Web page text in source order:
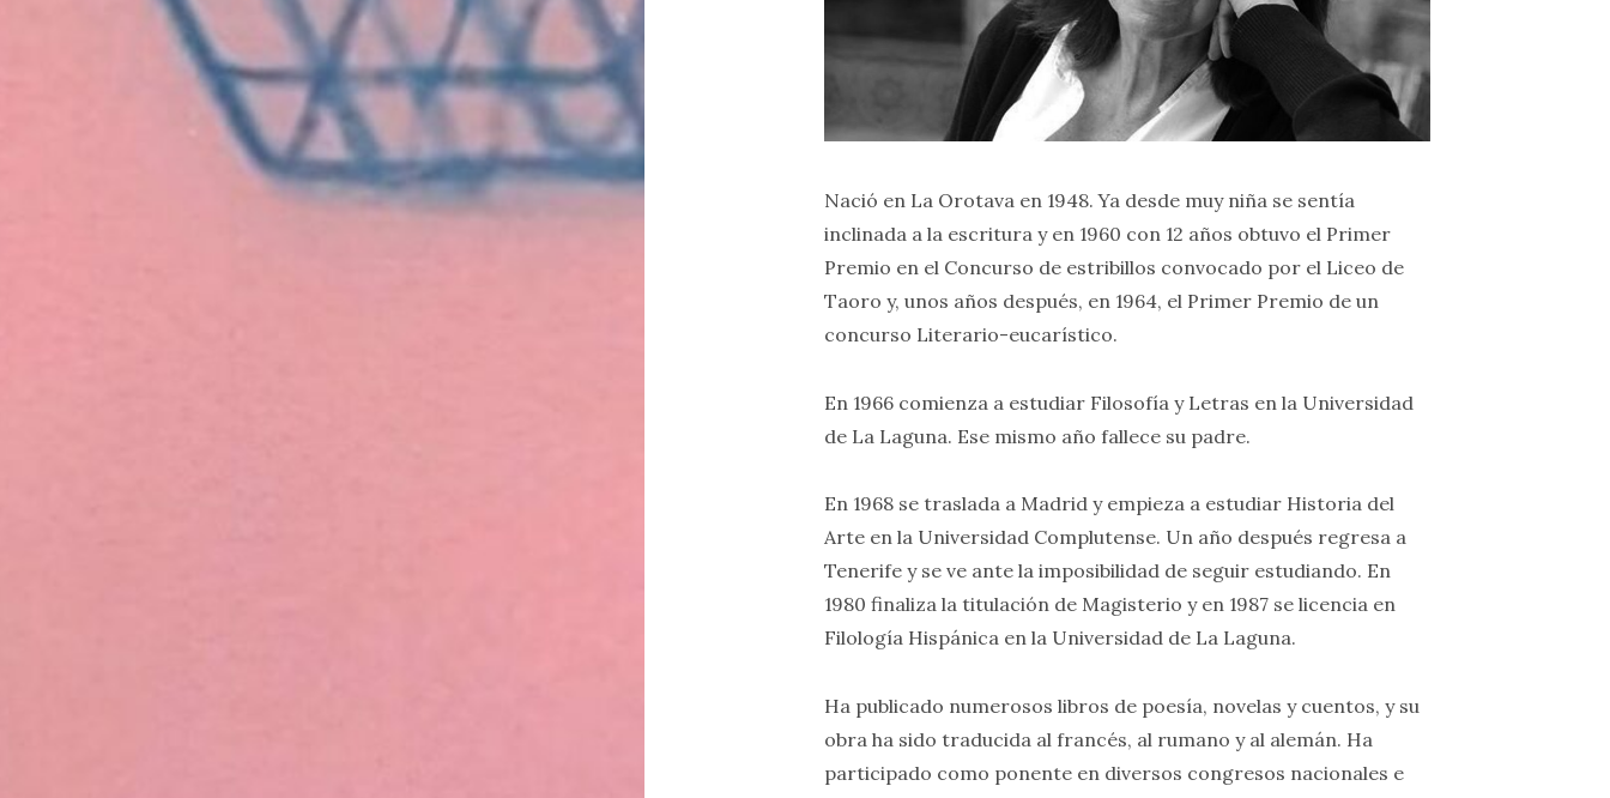
Nació en La Orotava en 1948. Ya desde muy niña se sentía
inclinada a la escritura y en 1960 con 12 años obtuvo el Primer
Premio en el Concurso de estribillos convocado por el Liceo de
Taoro y, unos años después, en 1964, el Primer Premio de un
concurso Literario-eucarístico.
En 1966 comienza a estudiar Filosofía y Letras en la Universidad
de La Laguna. Ese mismo año fallece su padre.
En 1968 se traslada a Madrid y empieza a estudiar Historia del
Arte en la Universidad Complutense. Un año después regresa a
Tenerife y se ve ante la imposibilidad de seguir estudiando. En
1980 finaliza la titulación de Magisterio y en 1987 se licencia en
Filología Hispánica en la Universidad de La Laguna.
Ha publicado numerosos libros de poesía, novelas y cuentos, y su
obra ha sido traducida al francés, al rumano y al alemán. Ha
participado como ponente en diversos congresos nacionales e